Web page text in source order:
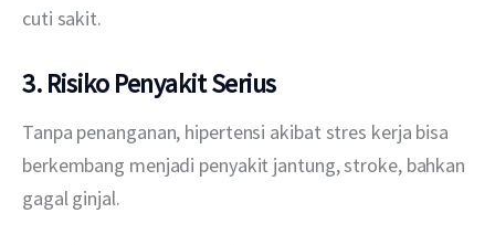
cuti sakit.
3. Risiko Penyakit Serius
Tanpa penanganan, hipertensi akibat stres kerja bisa
berkembang menjadi penyakit jantung, stroke, bahkan
gagal ginjal.